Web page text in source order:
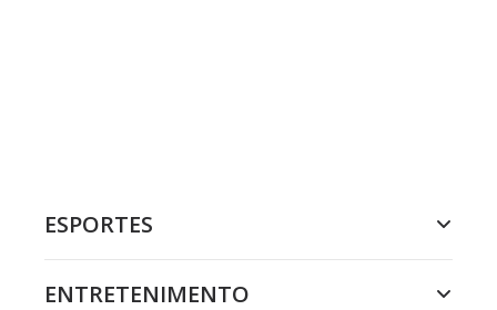
ESPORTES
ENTRETENIMENTO